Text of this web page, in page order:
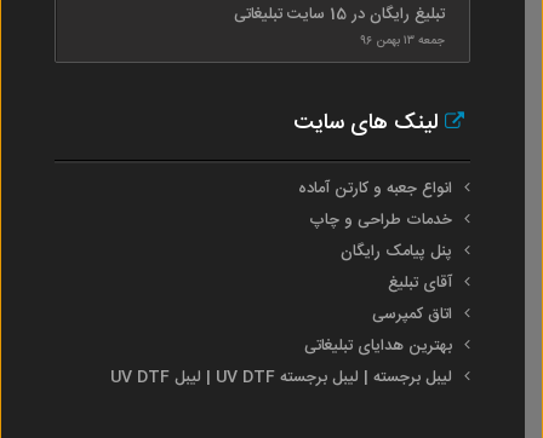
تبلیغ رایگان در 15 سایت تبلیغاتی
جمعه ۱۳ بهمن ۹۶
لینک های سایت
انواع جعبه و کارتن آماده
خدمات طراحی و چاپ
پنل پیامک رایگان
آقای تبلیغ
اتاق کمپرسی
بهترین هدایای تبلیغاتی
لیبل برجسته | لیبل برجسته UV DTF | لیبل UV DTF